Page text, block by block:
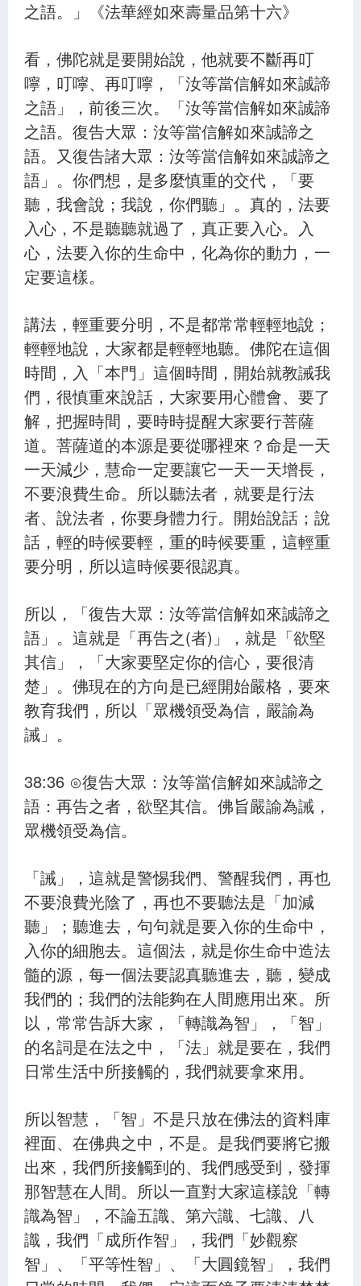
之語。」《法華經如來壽量品第十六》
看，佛陀就是要開始說，他就要不斷再叮
嚀，叮嚀、再叮嚀，「汝等當信解如來誠諦
之語」，前後三次。「汝等當信解如來誠諦
之語。復告大眾：汝等當信解如來誠諦之
語。又復告諸大眾：汝等當信解如來誠諦之
語」。你們想，是多麼慎重的交代，「要
聽，我會說；我說，你們聽」。真的，法要
入心，不是聽聽就過了，真正要入心。入
心，法要入你的生命中，化為你的動力，一
定要這樣。
講法，輕重要分明，不是都常常輕輕地說；
輕輕地說，大家都是輕輕地聽。佛陀在這個
時間，入「本門」這個時間，開始就教誡我
們，很慎重來說話，大家要用心體會、要了
解，把握時間，要時時提醒大家要行菩薩
道。菩薩道的本源是要從哪裡來？命是一天
一天減少，慧命一定要讓它一天一天增長，
不要浪費生命。所以聽法者，就要是行法
者、說法者，你要身體力行。開始說話；說
話，輕的時候要輕，重的時候要重，這輕重
要分明，所以這時候要很認真。
所以，「復告大眾：汝等當信解如來誠諦之
語」。這就是「再告之(者)」，就是「欲堅
其信」，「大家要堅定你的信心，要很清
楚」。佛現在的方向是已經開始嚴格，要來
教育我們，所以「眾機領受為信，嚴諭為
誡」。
38:36 ⊙復告大眾：汝等當信解如來誠諦之
語：再告之者，欲堅其信。佛旨嚴諭為誡，
眾機領受為信。
「誡」，這就是警惕我們、警醒我們，再也
不要浪費光陰了，再也不要聽法是「加減
聽」；聽進去，句句就是要入你的生命中，
入你的細胞去。這個法，就是你生命中造法
髓的源，每一個法要認真聽進去，聽，變成
我們的；我們的法能夠在人間應用出來。所
以，常常告訴大家，「轉識為智」，「智」
的名詞是在法之中，「法」就是要在，我們
日常生活中所接觸的，我們就要拿來用。
所以智慧，「智」不是只放在佛法的資料庫
裡面、在佛典之中，不是。是我們要將它搬
出來，我們所接觸到的、我們感受到，發揮
那智慧在人間。所以一直對大家這樣說「轉
識為智」，不論五識、第六識、七識、八
識，我們「成所作智」，我們「妙觀察
智」、「平等性智」、「大圓鏡智」，我們